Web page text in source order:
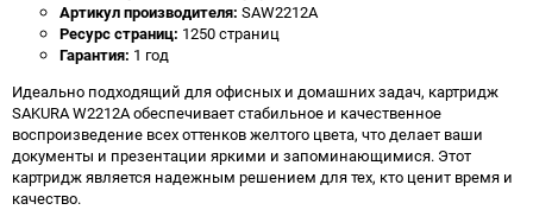
Артикул производителя: SAW2212A
Ресурс страниц: 1250 страниц
Гарантия: 1 год
Идеально подходящий для офисных и домашних задач, картридж
SAKURA W2212A обеспечивает стабильное и качественное
воспроизведение всех оттенков желтого цвета, что делает ваши
документы и презентации яркими и запоминающимися. Этот
картридж является надежным решением для тех, кто ценит время и
качество.